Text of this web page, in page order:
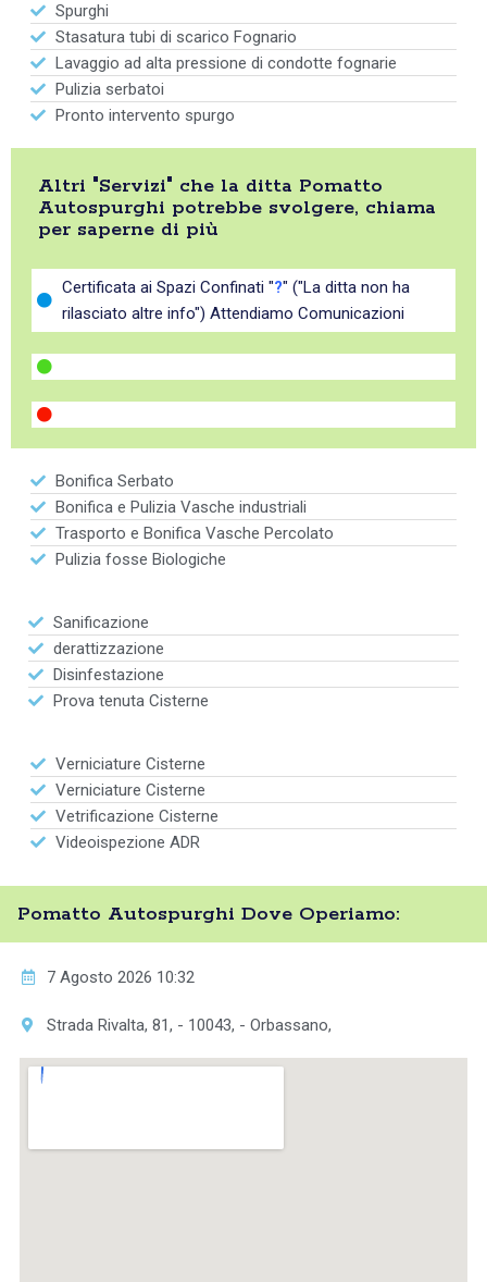
Spurghi
Stasatura tubi di scarico Fognario
Lavaggio ad alta pressione di condotte fognarie
Pulizia serbatoi
Pronto intervento spurgo
Altri "Servizi" che la ditta Pomatto
Autospurghi potrebbe svolgere, chiama
per saperne di più
Certificata ai Spazi Confinati "?" ("La ditta non ha
rilasciato altre info") Attendiamo Comunicazioni
Bonifica Serbato
Bonifica e Pulizia Vasche industriali
Trasporto e Bonifica Vasche Percolato
Pulizia fosse Biologiche
Sanificazione
derattizzazione
Disinfestazione
Prova tenuta Cisterne
Verniciature Cisterne
Verniciature Cisterne
Vetrificazione Cisterne
Videoispezione ADR
Pomatto Autospurghi Dove Operiamo:
7 Agosto 2026 10:32
Strada Rivalta, 81, - 10043, - Orbassano,